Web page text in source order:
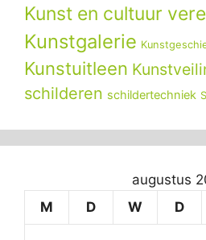
Kunst en cultuur
Kunstgalerie
Kunstuitleen
schilderen schildertechniek
augustus
M
D W D